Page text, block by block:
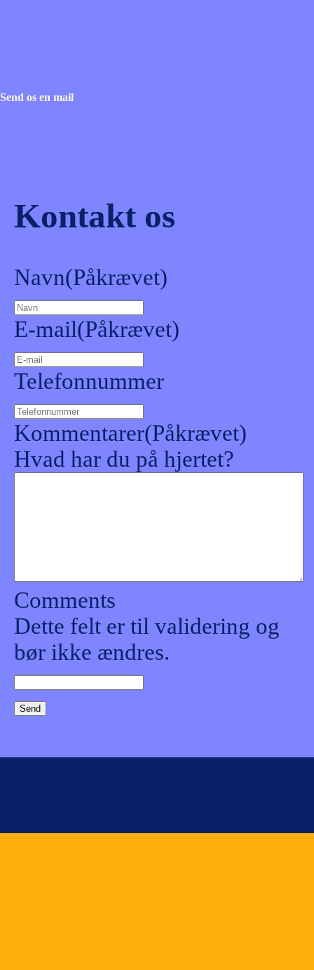
Send os en mail
Kontakt os
Navn(Påkrævet)
E-mail(Påkrævet)
Telefonnummer
Kommentarer(Påkrævet)
Hvad har du på hjertet?
Comments
Dette felt er til validering og
bør ikke ændres.